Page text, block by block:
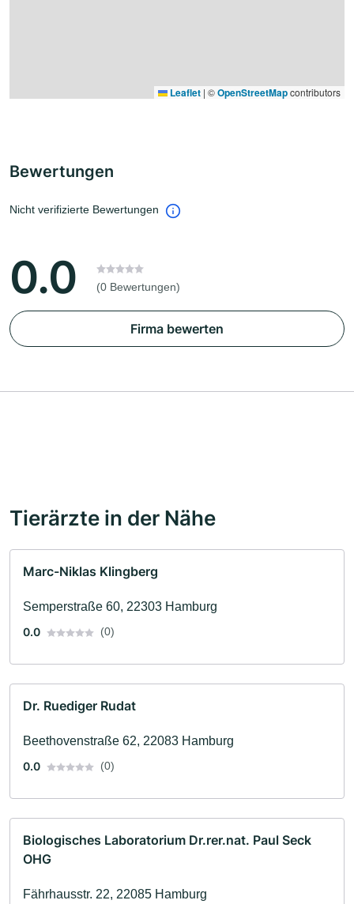
Leaflet | ©OpenStreetMapcontributors
Bewertungen
Nicht verifizierte Bewertungen
0.0 (0 Bewertungen)
Firma bewerten
Tierärzte in der Nähe
Marc-Niklas Klingberg
Semperstraße 60, 22303 Hamburg
0.0
(0)
Dr. Ruediger Rudat
Beethovenstraße 62, 22083 Hamburg
0.0
(0)
Biologisches Laboratorium Dr.rer.nat. Paul Seck
OHG
Fährhausstr. 22, 22085 Hamburg